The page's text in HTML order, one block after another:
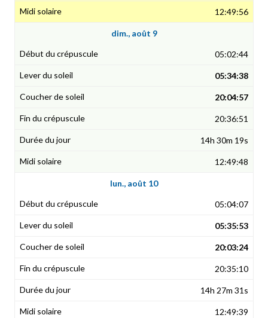
12:49:56
dim., août 9
05:02:44
05:34:38
20:04:57
20:36:51
14h 30m 19s
12:49:48
lun., août 10
05:04:07
05:35:53
20:03:24
20:35:10
14h 27m 31s
12:49:39